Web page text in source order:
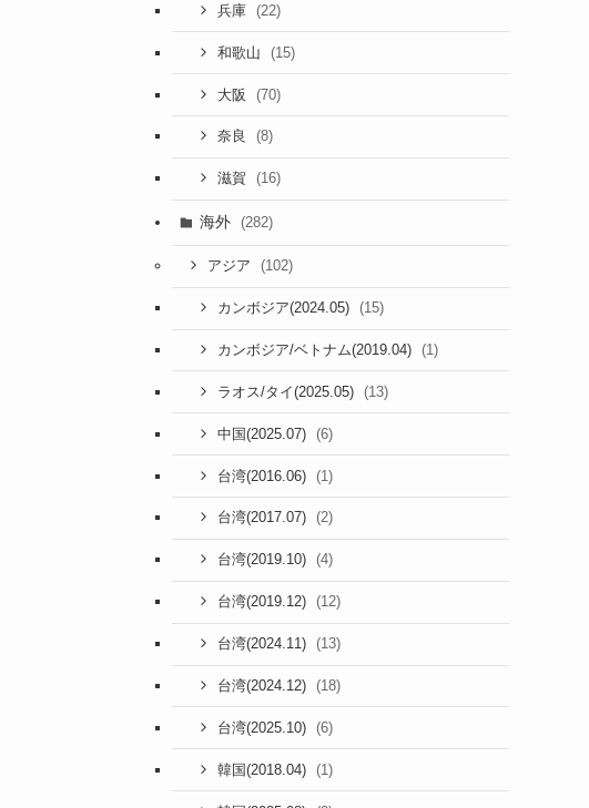
兵庫 (22)
和歌山 (15)
大阪 (70)
奈良 (8)
滋賀 (16)
海外 (282)
アジア (102)
カンボジア(2024.05) (15)
カンボジア/ベトナム(2019.04) (1)
ラオス/タイ(2025.05) (13)
中国(2025.07) (6)
台湾(2016.06) (1)
台湾(2017.07) (2)
台湾(2019.10) (4)
台湾(2019.12) (12)
台湾(2024.11) (13)
台湾(2024.12) (18)
台湾(2025.10) (6)
韓国(2018.04) (1)